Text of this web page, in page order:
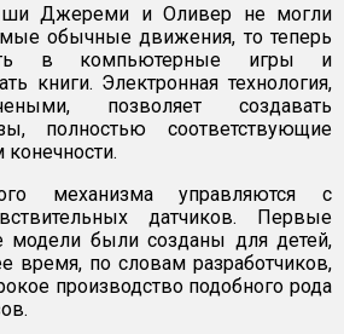
Джереми и Оливер не могли
обычные движения, то теперь
в компьютерные игры и
книги. Электронная технология,
позволяет создавать
полностью соответствующие
механизма управляются с
датчиков. Первые
модели были созданы для детей,
время, по словам разработчиков,
производство подобного рода